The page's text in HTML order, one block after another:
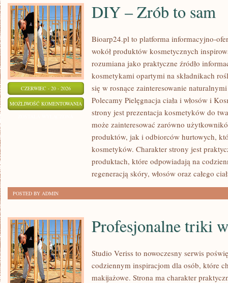
CZERWIEC - 20 - 2026
MOŻLIWOŚĆ KOMENTOWANIA
ZRÓB
SAM
DIY – Zrób to sam
Bioarp24.pl to platforma informacyjno-
wokół produktów kosmetycznych
rozumiana jako praktyczne źródło
kosmetykami opartymi na składnikach
się w rosnące zainteresowanie
Polecamy Pielęgnacja ciała i włosów i
strony jest prezentacja kosmetyków do
może zainteresować zarówno
produktów, jak i odbiorców hurtowych,
kosmetyków. Charakter strony jest
produktach, które odpowiadają na
regeneracją skóry, włosów oraz całego
POSTED BY ADMIN
Profesjonalne triki
Studio Veriss to nowoczesny serwis
codziennym inspiracjom dla osób, które
makijażowe. Strona ma charakter